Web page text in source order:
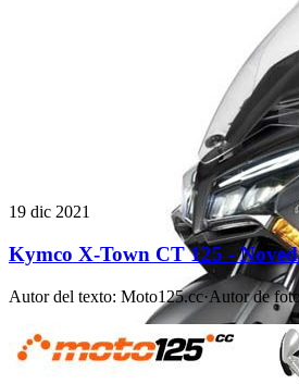
19 dic 2021
Kymco X-Town CT 125 -
Autor del texto: Moto125.cc·Autor de